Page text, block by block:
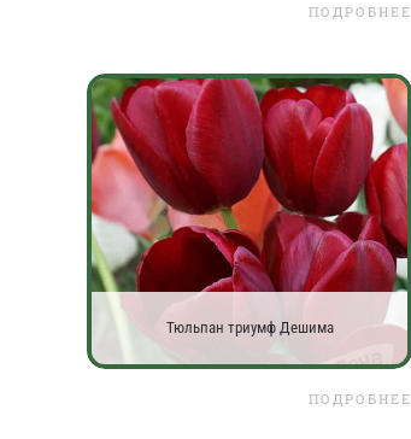
ПОДРОБНЕЕ
Тюльпан триумф Дешима
ПОДРОБНЕЕ